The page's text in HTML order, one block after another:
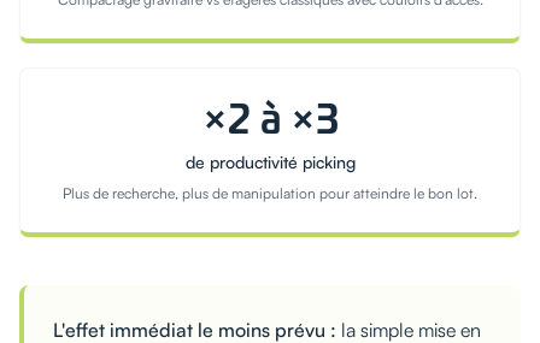
×2 à ×3
de productivité picking
Plus de recherche, plus de manipulation pour atteindre le bon lot.
L'effet immédiat le moins prévu : la simple mise en